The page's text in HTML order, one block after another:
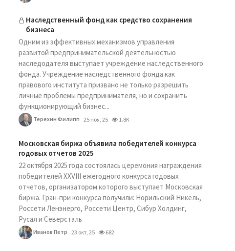
Наследственный фонд как средство сохранения
бизнеса
Одним из эффективных механизмов управления
развитой предпринимательской деятельностью
наследодателя выступает учреждение наследственного
фонда. Учреждение наследственного фонда как
правового института призвано не только разрешить
личные проблемы предпринимателя, но и сохранить
функционирующий бизнес...
Терехин Филипп 25 ноя, 25 1.8K
Московская биржа объявила победителей конкурса
годовых отчетов 2025
22 октября 2025 года состоялась церемония награждения
победителей XXVIII ежегодного конкурса годовых
отчетов, организатором которого выступает Московская
биржа. Гран-при конкурса получили: Норильский Никель,
Россети Ленэнерго, Россети Центр, Сибур Холдинг,
Русал и Северсталь
Иванов Петр 23 окт, 25 682